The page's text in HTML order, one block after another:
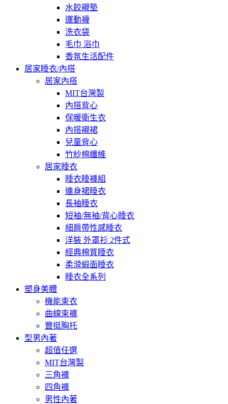
水餃襯墊
運動襪
洗衣袋
毛巾 浴巾
香氛生活配件
居家睡衣/內搭
居家內搭
MIT台灣製
內搭背心
保暖衛生衣
內搭襯裙
兒童背心
竹紗棉纖維
居家睡衣
睡衣睡褲組
連身裙睡衣
長袖睡衣
短袖/無袖/背心睡衣
細肩帶性感睡衣
洋裝 外罩衫 2件式
經典棉質睡衣
柔滑緞面睡衣
睡衣全系列
塑身美體
機能束衣
曲線束褲
豐挺胸托
型男內著
超值任選
MIT台灣製
三角褲
四角褲
男性內著